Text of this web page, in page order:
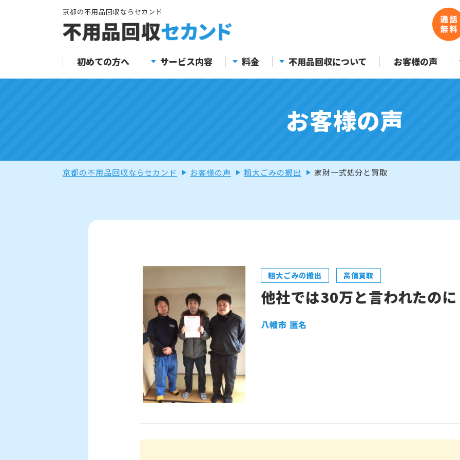
京都の不用品回収ならセカンド
初めての方へ サービス内容 料金 不用品回収について お客様の声
お客様の声
京都の不用品回収ならセカンド お客様の声 粗大ごみの搬出 家財一式処分と買取
粗大ごみの搬出 高価買取
他社では30万と言われたの
八幡市 匿名